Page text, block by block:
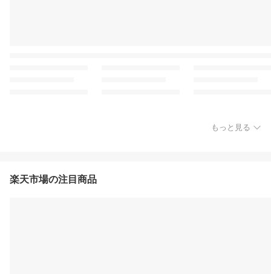
もっと見る
楽天市場の注目商品